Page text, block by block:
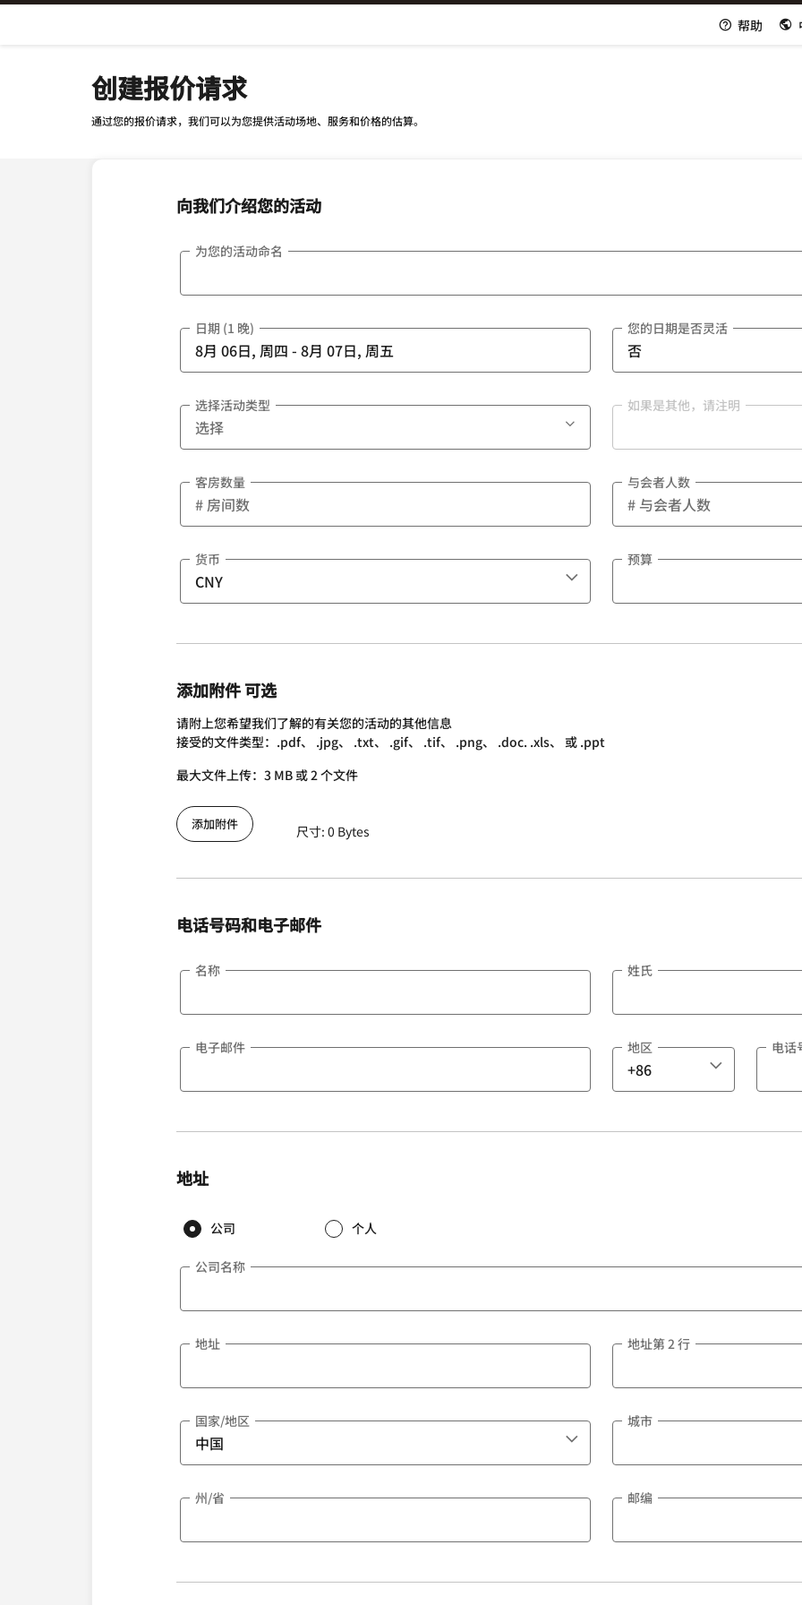
Skip To Content
帮助
创建报价请求
通过您的报价请求，我们可以为您提供活动场地、服务和价格的估算。
向我们介绍您的活动
为您的活动命名
日期 (1 晚) 您的日期是否灵活
选择活动类型 如果是其他，请注明
客房数量 与会者人数
货币 预算
添加附件 可选
请附上您希望我们了解的有关您的活动的其他信息
接受的文件类型：.pdf、 .jpg、 .txt、 .gif、 .tif、 .png、 .doc. .xls、 或 .ppt
最大文件上传：3 MB 或 2 个文件
添加附件 尺寸: 0 Bytes
电话号码和电子邮件
名称 姓氏
电子邮件 地区 电话
地址
公司 个人
公司名称
地址 地址第 2 行
国家/地区 城市
州/省 邮编